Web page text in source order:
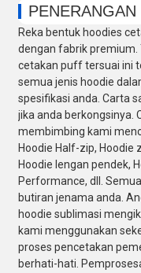
PENERANGAN
Reka bentuk hoodies
dengan fabrik premium.
cetakan puff tersuai ini
semua jenis hoodie
spesifikasi anda. Carta
jika anda berkongsinya.
membimbing kami
Hoodie Half-zip, Hoodie
Hoodie lengan pendek,
Performance, dll.
butiran jenama anda.
hoodie sublimasi
kami menggunakan
proses pencetakan
berhati-hati.